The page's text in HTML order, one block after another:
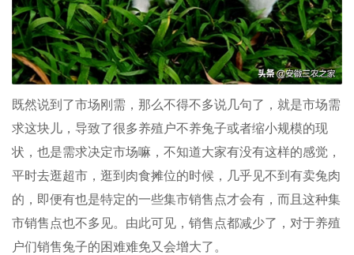
既然说到了市场刚需，那么不得不多说几句了，就是市场需
求这块儿，导致了很多养殖户不养兔子或者缩小规模的现
状，也是需求决定市场嘛，不知道大家有没有这样的感觉，
平时去逛超市，逛到肉食摊位的时候，几乎见不到有卖兔肉
的，即便有也是特定的一些集市销售点才会有，而且这种集
市销售点也不多见。由此可见，销售点都减少了，对于养殖
户们销售兔子的困难难免又会增大了。